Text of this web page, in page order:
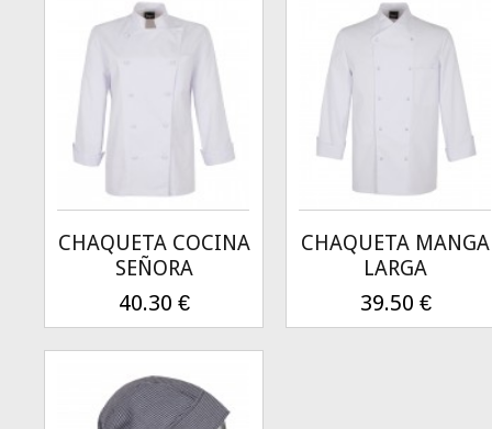
CHAQUETA COCINA
SEÑORA
40.30 €
CHAQUETA MANGA
LARGA
39.50 €